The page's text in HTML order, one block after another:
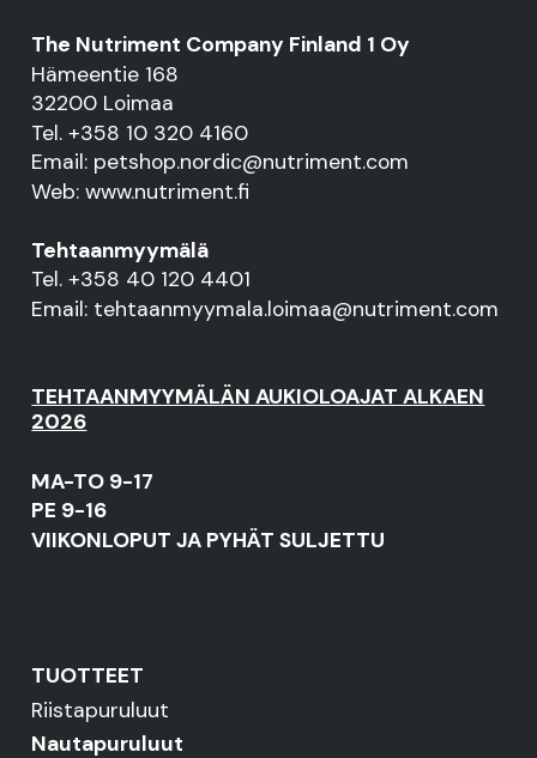
The Nutriment Company Finland 1 Oy
Hämeentie 168
32200 Loimaa
Tel. +358 10 320 4160
Email: petshop.nordic@nutriment.com
Web: www.nutriment.fi
Tehtaanmyymälä
Tel. +358 40 120 4401
Email: tehtaanmyymala.loimaa@nutriment.com
TEHTAANMYYMÄLÄN AUKIOLOAJAT ALKAEN
2026
MA-TO 9-17
PE 9-16
VIIKONLOPUT JA PYHÄT SULJETTU
TUOTTEET
Riistapuruluut
Nautapuruluut